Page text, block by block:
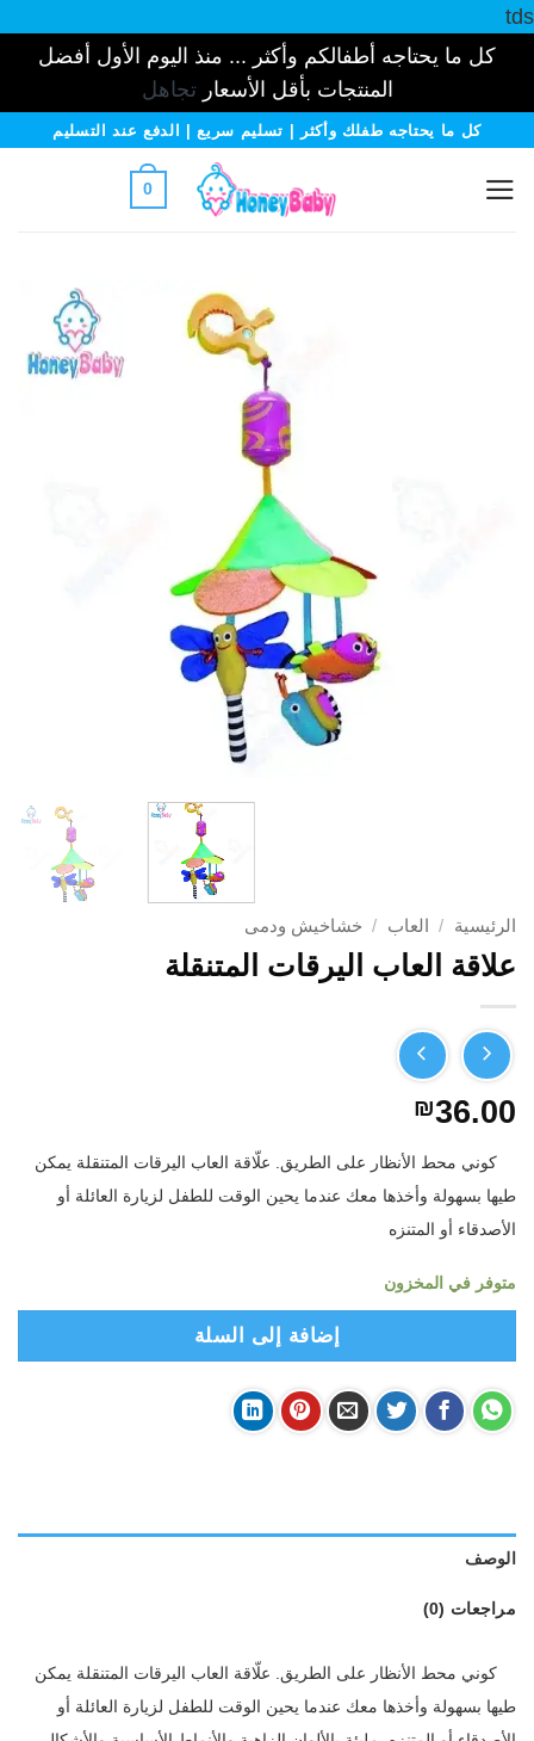
tds
كل ما يحتاجه أطفالكم وأكثر ... منذ اليوم الأول أفضل
المنتجات بأقل الأسعارتجاهل
تخطيكل ما يحتاجه طفلك وأكثر | تسليم سريع | الدفع عند التسليم
0
الرئيسية / العاب / خشاخيش ودمى
علاقة العاب اليرقات المتنقلة
₪36.00
كوني محط الأنظار على الطريق. علّاقة العاب اليرقات المتنقلة يمكن
طيها بسهولة وأخذها معك عندما يحين الوقت للطفل لزيارة العائلة أو
الأصدقاء أو المتنزه
متوفر في المخزون
إضافة إلى السلة
الوصف
مراجعات (0)
كوني محط الأنظار على الطريق. علّاقة العاب اليرقات المتنقلة يمكن
طيها بسهولة وأخذها معك عندما يحين الوقت للطفل لزيارة العائلة أو